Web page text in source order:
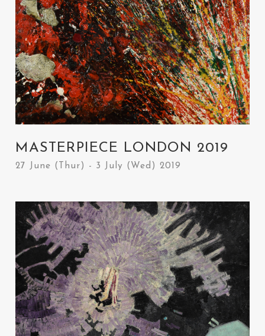
MASTERPIECE LONDON 2019
27 June (Thur) - 3 July (Wed) 2019